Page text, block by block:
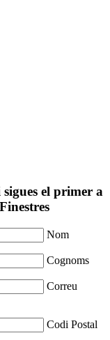
el primer a
Nom
Cognoms
Correu
Codi Postal